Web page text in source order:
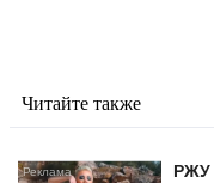
Читайте также
РЖУ